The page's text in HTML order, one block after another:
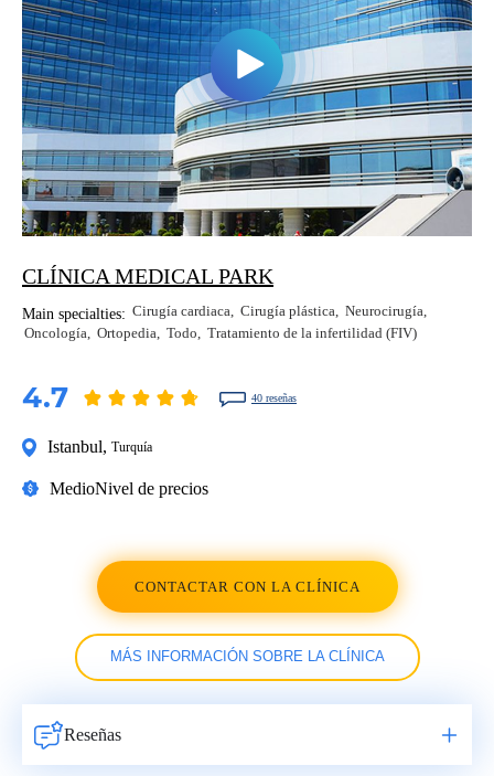
CLÍNICA MEDICAL PARK
Main specialties: Cirugía cardiaca Cirugía plástica Neurocirugía
Oncología Ortopedia Todo Tratamiento de la infertilidad (FIV)
4.7 40 reseñas
Istanbul, Turquía
MedioNivel de precios
CONTACTAR CON LA CLÍNICA
MÁS INFORMACIÓN SOBRE LA CLÍNICA
Reseñas